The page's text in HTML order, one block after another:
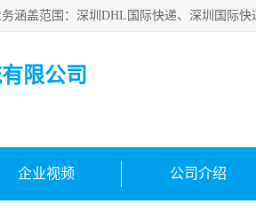
限公司
企业视频 公司介绍